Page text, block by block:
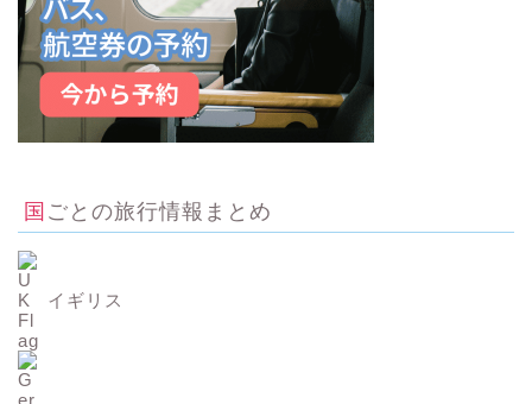
国ごとの旅行情報まとめ
イギリス